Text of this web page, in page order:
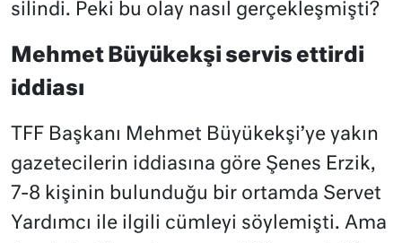
silindi. Peki bu olay nasıl gerçekleşmişti?
Mehmet Büyükekşi servis ettirdi
iddiası
TFF Başkanı Mehmet Büyükekşi’ye yakın
gazetecilerin iddiasına göre Şenes Erzik,
7-8 kişinin bulunduğu bir ortamda Servet
Yardımcı ile ilgili cümleyi söylemişti. Ama